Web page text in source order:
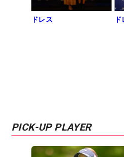
ドレス
PICK-UP PLAYER